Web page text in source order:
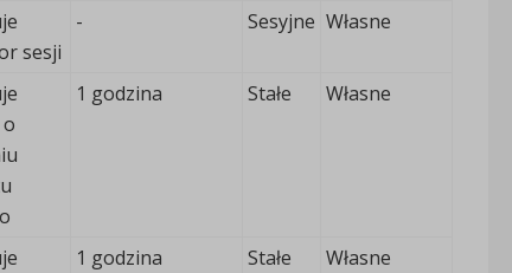
sesji
- Sesyjne Własne
1 godzina Stałe Własne
1 godzina Stałe Własne